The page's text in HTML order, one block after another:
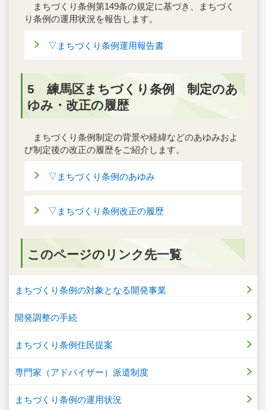
まちづくり条例第149条の規定に基づき、まちづく
り条例の運用状況を報告します。
▽まちづくり条例運用報告書
5 練馬区まちづくり条例 制定のあ
ゆみ・改正の履歴
まちづくり条例制定の背景や経緯などのあゆみおよ
び制定後の改正の履歴をご紹介します。
▽まちづくり条例のあゆみ
▽まちづくり条例改正の履歴
このページのリンク先一覧
まちづくり条例の対象となる開発事業
開発調整の手続
まちづくり条例住民提案
専門家（アドバイザー）派遣制度
まちづくり条例の運用状況